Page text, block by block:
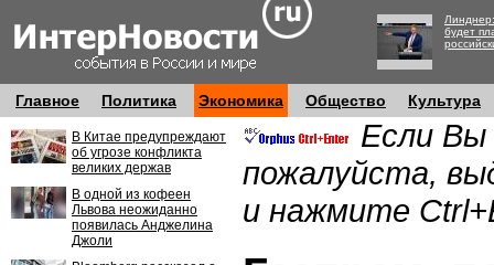
будет
Главное Политика Экономика Общество Культура
В Китае предупреждают
об угрозе конфликта
великих держав
В одной из кофеен
Львова неожиданно
появилась Анджелина
Джоли
Если Вы
пожалуйста,
и нажмите